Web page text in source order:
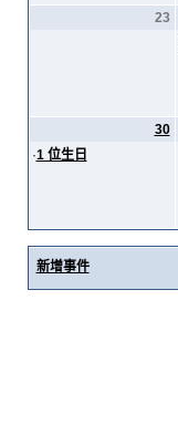
23
30
·1 位生日
新增事件